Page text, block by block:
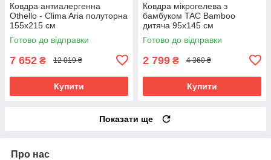
Ковдра антиалергенна
Othello - Clima Aria полуторна
155х215 см
Готово до відправки
7 652 ₴ 12 019 ₴
Купити
Ковдра мікрогелева з
бамбуком TAC Bamboo
дитяча 95х145 см
Готово до відправки
2 799 ₴ 4 360 ₴
Купити
Показати ще
Про нас